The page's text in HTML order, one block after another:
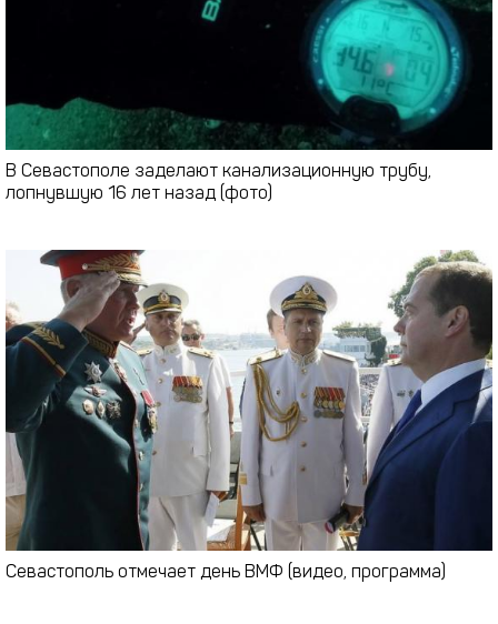
В Севастополе заделают канализационную трубу,
лопнувшую 16 лет назад (фото)
Севастополь отмечает день ВМФ (видео, программа)